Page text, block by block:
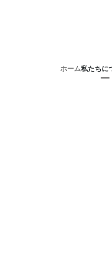
ホーム私たちに